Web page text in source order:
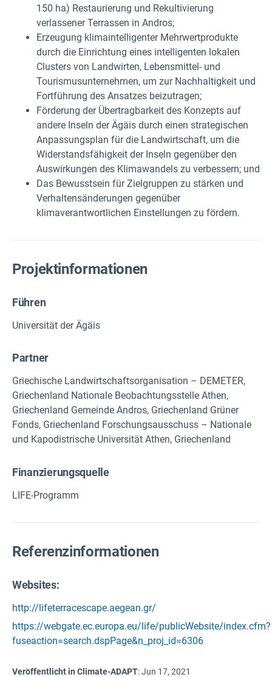
150 ha) Restaurierung und Rekultivierung
verlassener Terrassen in Andros;
Erzeugung klimaintelligenter Mehrwertprodukte
durch die Einrichtung eines intelligenten lokalen
Clusters von Landwirten, Lebensmittel- und
Tourismusunternehmen, um zur Nachhaltigkeit und
Fortführung des Ansatzes beizutragen;
Förderung der Übertragbarkeit des Konzepts auf
andere Inseln der Ägäis durch einen strategischen
Anpassungsplan für die Landwirtschaft, um die
Widerstandsfähigkeit der Inseln gegenüber den
Auswirkungen des Klimawandels zu verbessern; und
Das Bewusstsein für Zielgruppen zu stärken und
Verhaltensänderungen gegenüber
klimaverantwortlichen Einstellungen zu fördern.
Projektinformationen
Führen
Universität der Ägäis
Partner
Griechische Landwirtschaftsorganisation – DEMETER,
Griechenland Nationale Beobachtungsstelle Athen,
Griechenland Gemeinde Andros, Griechenland Grüner
Fonds, Griechenland Forschungsausschuss – Nationale
und Kapodistrische Universität Athen, Griechenland
Finanzierungsquelle
LIFE-Programm
Referenzinformationen
Websites:
http://lifeterracescape.aegean.gr/
https://webgate.ec.europa.eu/life/publicWebsite/index.cfm?
fuseaction=search.dspPage&n_proj_id=6306
Veröffentlicht in Climate-ADAPT:Jun 17, 2021